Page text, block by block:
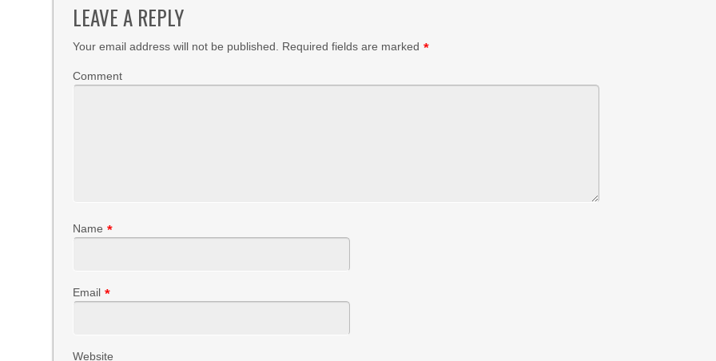
LEAVE A REPLY
Your email address will not be published. Required fields are marked *
Comment
Name *
Email *
Website